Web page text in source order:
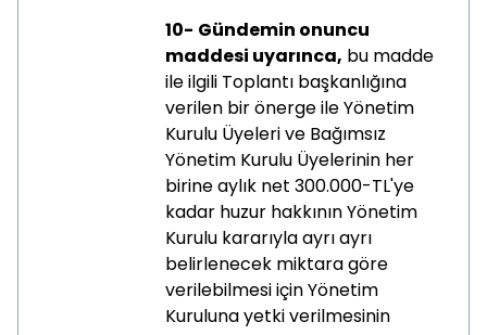
10- Gündemin onuncu
maddesi uyarınca, bu madde
ile ilgili Toplantı başkanlığına
verilen bir önerge ile Yönetim
Kurulu Üyeleri ve Bağımsız
Yönetim Kurulu Üyelerinin her
birine aylık net 300.000-TL'ye
kadar huzur hakkının Yönetim
Kurulu kararıyla ayrı ayrı
belirlenecek miktara göre
verilebilmesi için Yönetim
Kuruluna yetki verilmesinin